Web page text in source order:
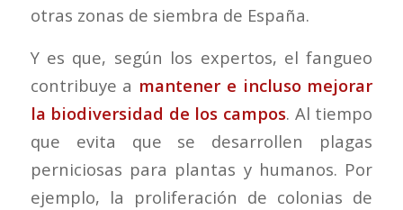
otras zonas de siembra de España.
Y es que, según los expertos, el fangueo
contribuye a mantener e incluso mejorar
la biodiversidad de los campos. Al tiempo
que evita que se desarrollen plagas
perniciosas para plantas y humanos. Por
ejemplo, la proliferación de colonias de